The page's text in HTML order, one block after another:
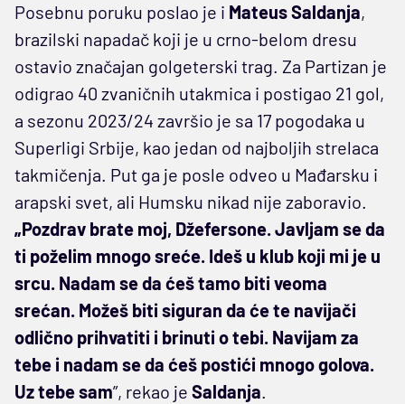
Posebnu poruku poslao je i Mateus Saldanja,
brazilski napadač koji je u crno-belom dresu
ostavio značajan golgeterski trag. Za Partizan je
odigrao 40 zvaničnih utakmica i postigao 21 gol,
a sezonu 2023/24 završio je sa 17 pogodaka u
Superligi Srbije, kao jedan od najboljih strelaca
takmičenja. Put ga je posle odveo u Mađarsku i
arapski svet, ali Humsku nikad nije zaboravio.
„Pozdrav brate moj, Džefersone. Javljam se da
ti poželim mnogo sreće. Ideš u klub koji mi je u
srcu. Nadam se da ćeš tamo biti veoma
srećan. Možeš biti siguran da će te navijači
odlično prihvatiti i brinuti o tebi. Navijam za
tebe i nadam se da ćeš postići mnogo golova.
Uz tebe sam”, rekao je Saldanja.